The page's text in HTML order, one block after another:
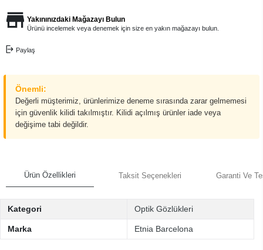
Yakınınızdaki Mağazayı Bulun
Ürünü incelemek veya denemek için size en yakın mağazayı bulun.
Paylaş
Önemli:
Değerli müşterimiz, ürünlerimize deneme sırasında zarar gelmemesi
için güvenlik kilidi takılmıştır. Kilidi açılmış ürünler iade veya
değişime tabi değildir.
Ürün Özellikleri Taksit Seçenekleri Garanti Ve
Kategori Optik Gözlükleri
Marka Etnia Barcelona